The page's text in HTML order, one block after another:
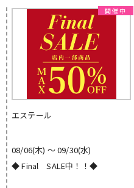
エステール
08/06(木) 〜 09/30(水)
◆ Final SALE中！！◆